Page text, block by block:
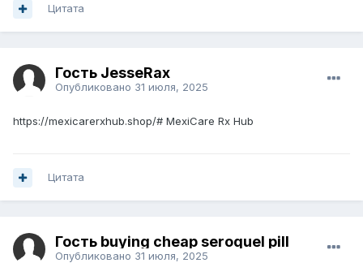
Цитата
Гость JesseRax
Опубликовано 31 июля, 2025
https://mexicarerxhub.shop/# MexiCare Rx Hub
Цитата
Гость buying cheap seroquel pill
Опубликовано 31 июля, 2025